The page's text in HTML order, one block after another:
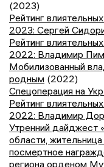
(2023)
Рейтинг
2023: Сергей
Рейтинг
2022: Владимир
Мобилизованный
родным (2022)
Спецоперация на
Рейтинг
2022: Владимир
Утренний
области,
посмертное
региона орденом